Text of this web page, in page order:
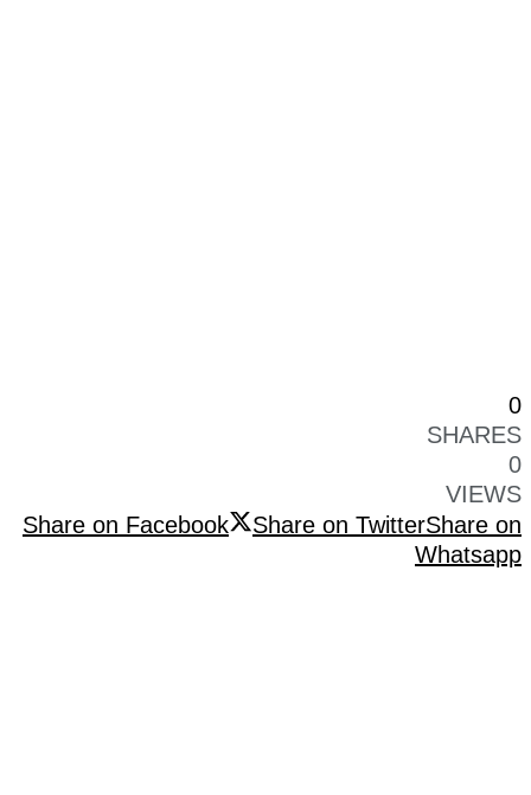
0
SHARES
0
VIEWS
Share on Facebook
Share on TwitterShare on
Whatsapp